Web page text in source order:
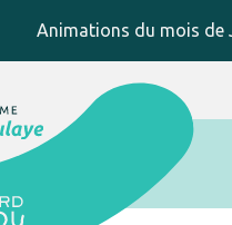
Animations du mois de